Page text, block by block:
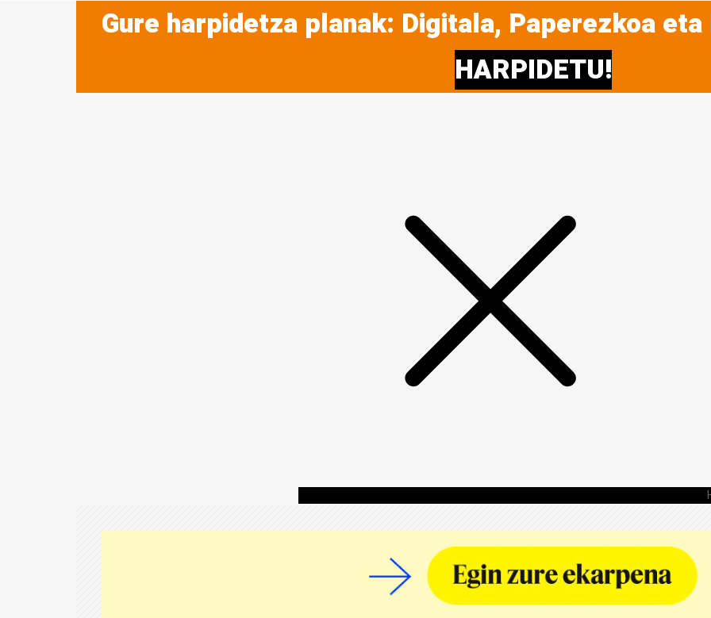
Gure harpidetza planak: Digitala, Paperezkoa
HARPIDETU!